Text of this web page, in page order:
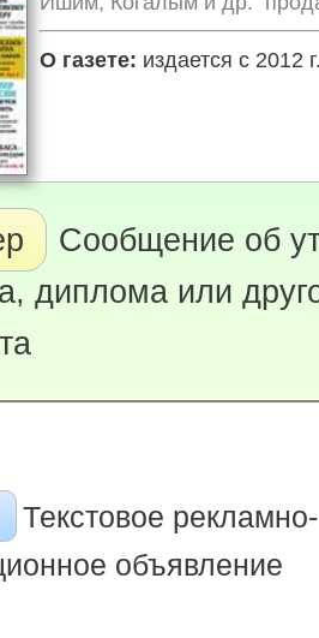
О газете: издается с 2012
Сообщение об
диплома или
Текстовое рекламно-
объявление